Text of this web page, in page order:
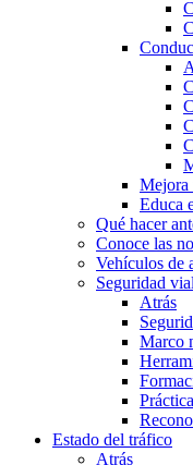
Mejora
Educa
Qué hacer
Conoce las
Vehículos de
Seguridad
Atrás
Marco
Estado del tráfico
Atrás